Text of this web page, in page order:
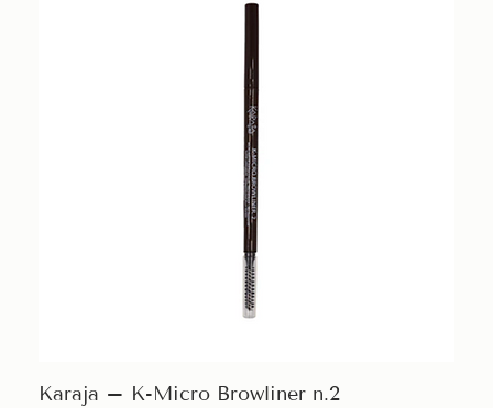
Karaja – K-Micro Browliner n.2